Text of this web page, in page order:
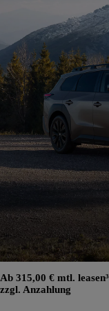
Ab 315,00 € mtl. leasen³
zzgl. Anzahlung